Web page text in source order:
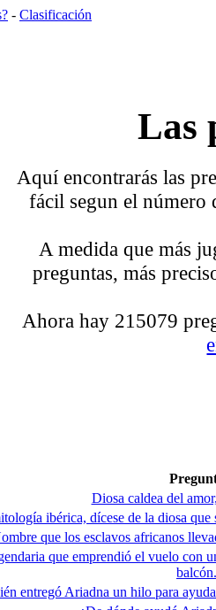
- Clasificación
Las
Aquí encontrarás las
fácil segun el número
A medida que más
preguntas, más
Ahora hay 215079
Diosa caldea del
ibérica, dícese de la diosa que
que los esclavos africanos
que emprendió el vuelo con
balcón.
entregó Ariadna un hilo para